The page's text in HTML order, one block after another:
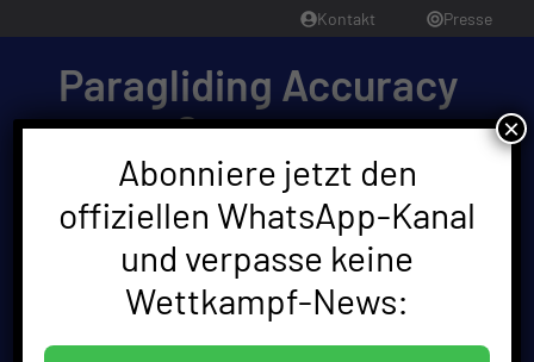
Inhalt
springen
Kontakt Presse
Paragliding Accuracy
Germany
Paragliding Accuracy World Cup Finals 2025 •
Friendship-Cup Germany 2025 • German Open
2025
Sprache:
Abonniere jetzt den
offiziellen WhatsApp-Kanal
und verpasse keine
Wettkampf-News:
×